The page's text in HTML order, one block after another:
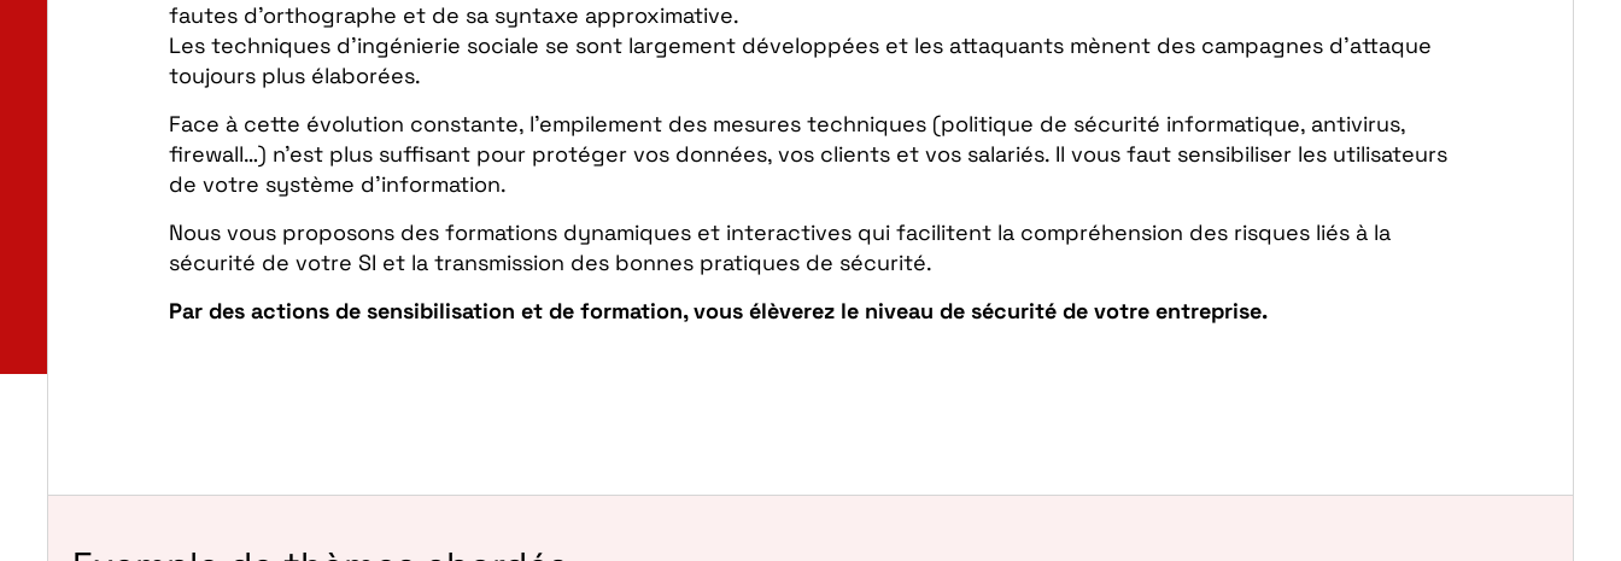
fautes d’orthographe et de sa syntaxe approximative.
Les techniques d’ingénierie sociale se sont largement développées et les attaquants mènent des campagnes d’attaque
toujours plus élaborées.
Face à cette évolution constante, l’empilement des mesures techniques (politique de sécurité informatique, antivirus,
firewall…) n’est plus suffisant pour protéger vos données, vos clients et vos salariés. Il vous faut sensibiliser les utilisateurs
de votre système d’information.
Nous vous proposons des formations dynamiques et interactives qui facilitent la compréhension des risques liés à la
sécurité de votre SI et la transmission des bonnes pratiques de sécurité.
Par des actions de sensibilisation et de formation, vous élèverez le niveau de sécurité de votre entreprise.